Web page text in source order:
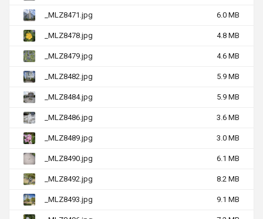
_MLZ8471.jpg 6.0 MB
_MLZ8478.jpg 4.8 MB
_MLZ8479.jpg 4.6 MB
_MLZ8482.jpg 5.9 MB
_MLZ8484.jpg 5.9 MB
_MLZ8486.jpg 3.6 MB
_MLZ8489.jpg 3.0 MB
_MLZ8490.jpg 6.1 MB
_MLZ8492.jpg 8.2 MB
_MLZ8493.jpg 9.1 MB